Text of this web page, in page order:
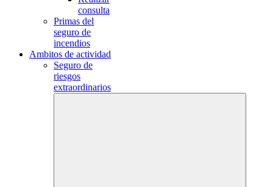
consulta
Primas del
seguro de
incendios
Ambitos de actividad
Seguro de
riesgos
extraordinarios